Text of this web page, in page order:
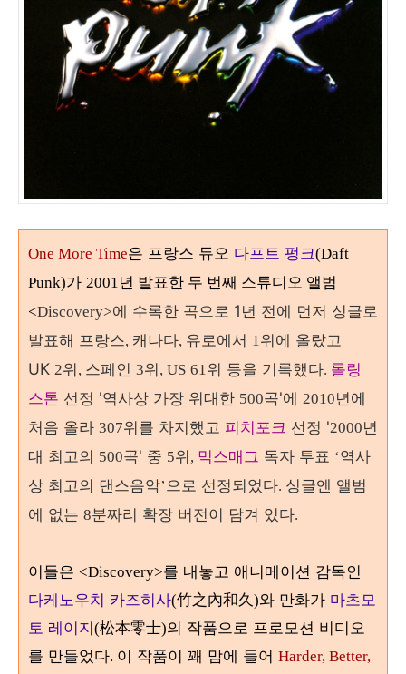
One More Time은 프랑스 듀오 다프트 펑크(Daft
Punk)가 2001년 발표한 두 번째 스튜디오 앨범
<Discovery>에 수록한 곡으로 1년 전에 먼저 싱글로
발표해 프랑스, 캐나다, 유로에서 1위에 올랐고
UK 2위, 스페인 3위, US 61위 등을 기록했다. 롤링
스톤 선정 '역사상 가장 위대한 500곡'에 2010년에
처음 올라 307위를 차지했고 피치포크 선정 '2000년
대 최고의 500곡' 중 5위, 믹스매그 독자 투표 ‘역사
상 최고의 댄스음악’ 으로 선정되었다. 싱글엔 앨범
에 없는 8분짜리 확장 버전이 담겨 있다.
이들은 <Discovery>를 내놓고 애니메이션 감독인
다케노우치 카즈히사(竹之內和久)와 만화가 마츠모
토 레이지(松本零士)의 작품으로 프로모션 비디오
를 만들었다. 이 작품이 꽤 맘에 들어 Harder, Better,